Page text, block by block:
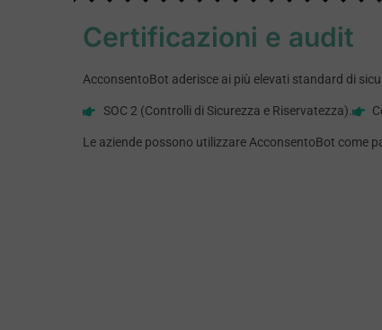
Certificazioni e audit
AcconsentoBot aderisce ai più elevati standard di
SOC 2 (Controlli di Sicurezza e Riservatezza).
Le aziende possono utilizzare AcconsentoBot come